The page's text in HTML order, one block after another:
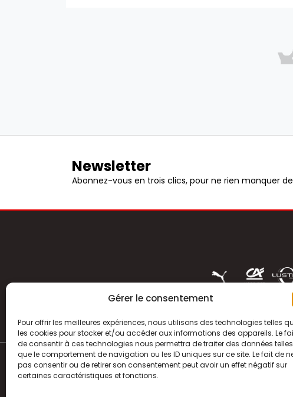
Gérer le consentement
Pour offrir les meilleures expériences, nous utilisons des technologies telles
les cookies pour stocker et/ou accéder aux informations des appareils. Le
de consentir à ces technologies nous permettra de traiter des données telles
que le comportement de navigation ou les ID uniques sur ce site. Le fait de
pas consentir ou de retirer son consentement peut avoir un effet négatif sur
certaines caractéristiques et fonctions.
Newsletter
Abonnez-vous en trois clics, pour ne rien manquer de